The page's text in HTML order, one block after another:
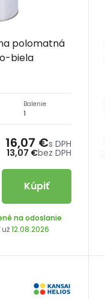
polomatná
biela
Balenie
1
13,07 €bez DPH
16,07 €s DPH
Kúpiť
na odoslanie
už12.08.2026